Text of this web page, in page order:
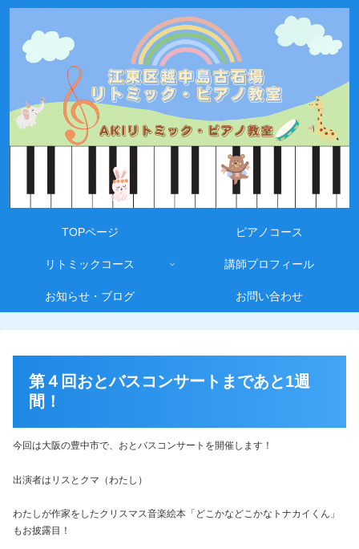
TOPページ ピアノコース
リトミックコース 講師プロフィール
お知らせ・ブログ お問い合わせ
第４回おとバスコンサートまであと1週
間！
今回は大阪の豊中市で、おとバスコンサートを開催します！
出演者はリスとクマ（わたし）
わたしが作家をしたクリスマス音楽絵本「どこかなどこかなトナカイくん」
もお披露目！